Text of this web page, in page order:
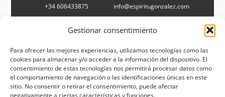
Gestionar consentimiento
Para ofrecer las mejores experiencias, utilizamos tecnologías como las
cookies para almacenar y/o acceder a la información del dispositivo. El
consentimiento de estas tecnologías nos permitirá procesar datos como
el comportamiento de navegación o las identificaciones únicas en este
sitio. No consentir o retirar el consentimiento, puede afectar
negativamente a ciertas características y funciones.
+34 606433875 info@espiritugonzalez.com
Cartagena, España
Síguenos en
Facebook
Twitter
You Tube
RSS